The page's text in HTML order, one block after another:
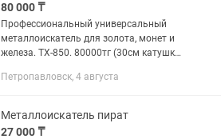
80 000 ₸
Профессиональный универсальный
металлоискатель для золота, монет и
железа. TX-850. 80000тг (30см катушка
цветмет, чермет. Цифровой дисплей.
Петропавловск, 4 августа
Металлоискатель пират
27 000 ₸